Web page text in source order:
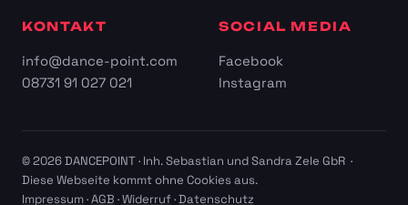
KONTAKT
info@dance-point.com
08731 91 027 021
SOCIAL MEDIA
Facebook
Instagram
© 2026 DANCEPOINT · Inh. Sebastian und Sandra Zele GbR ·
Diese Webseite kommt ohne Cookies aus.
Impressum·AGB ·Widerruf·Datenschutz